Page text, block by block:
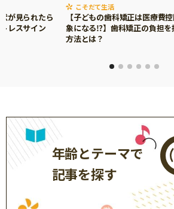
が見られたら
レスサイン
こそだて生活
【子どもの歯科矯正は医療費
象になる⁉】歯科矯正の負担を
方法とは？
年齢とテーマで
記事を探す